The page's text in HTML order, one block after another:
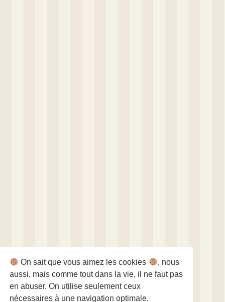
On sait que vous aimez les cookies
, nous
aussi, mais comme tout dans la vie, il ne faut pas
en abuser. On utilise seulement ceux
nécessaires à une navigation optimale.